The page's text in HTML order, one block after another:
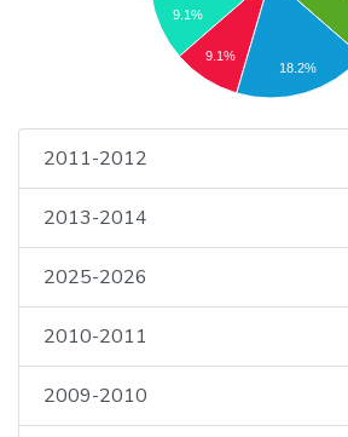
9.1%
9.1%
18.2%
2011-2012
2013-2014
2025-2026
2010-2011
2009-2010